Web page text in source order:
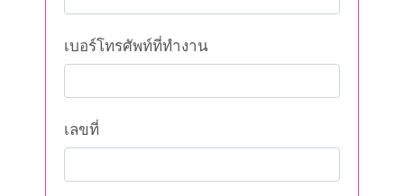
เบอร์โทรศัพท์ที่ทำงาน
เลขที่